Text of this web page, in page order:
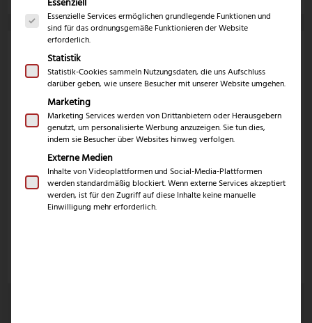
Kretzer Spirale
Geflügelschere
124,99€
inkl. 19% MwSt.
Kretzer Finny Classic
Geflügelschere
39,99€
inkl. 19% MwSt.
Essenziell
Essenzielle Services ermöglichen grundlegende Funktionen und
sind für das ordnungsgemäße Funktionieren der Website
erforderlich.
Statistik
Statistik-Cookies sammeln Nutzungsdaten, die uns Aufschluss
darüber geben, wie unsere Besucher mit unserer Website umgehen.
Marketing
Marketing Services werden von Drittanbietern oder Herausgebern
genutzt, um personalisierte Werbung anzuzeigen. Sie tun dies,
indem sie Besucher über Websites hinweg verfolgen.
Externe Medien
Inhalte von Videoplattformen und Social-Media-Plattformen
werden standardmäßig blockiert. Wenn externe Services akzeptiert
werden, ist für den Zugriff auf diese Inhalte keine manuelle
Einwilligung mehr erforderlich.